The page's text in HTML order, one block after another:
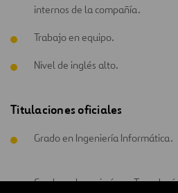
internos de la compañía.
Trabajo en equipo.
Nivel de inglés alto.
Titulaciones oficiales
Grado en Ingeniería Informática.
Grado en Ingeniería en